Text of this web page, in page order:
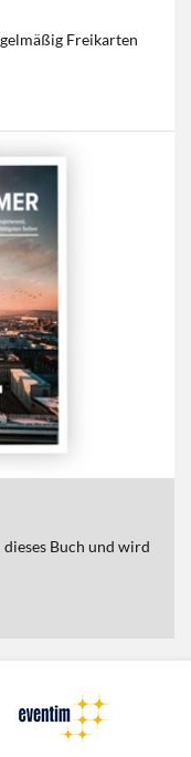
Freikarten
Buch und wird